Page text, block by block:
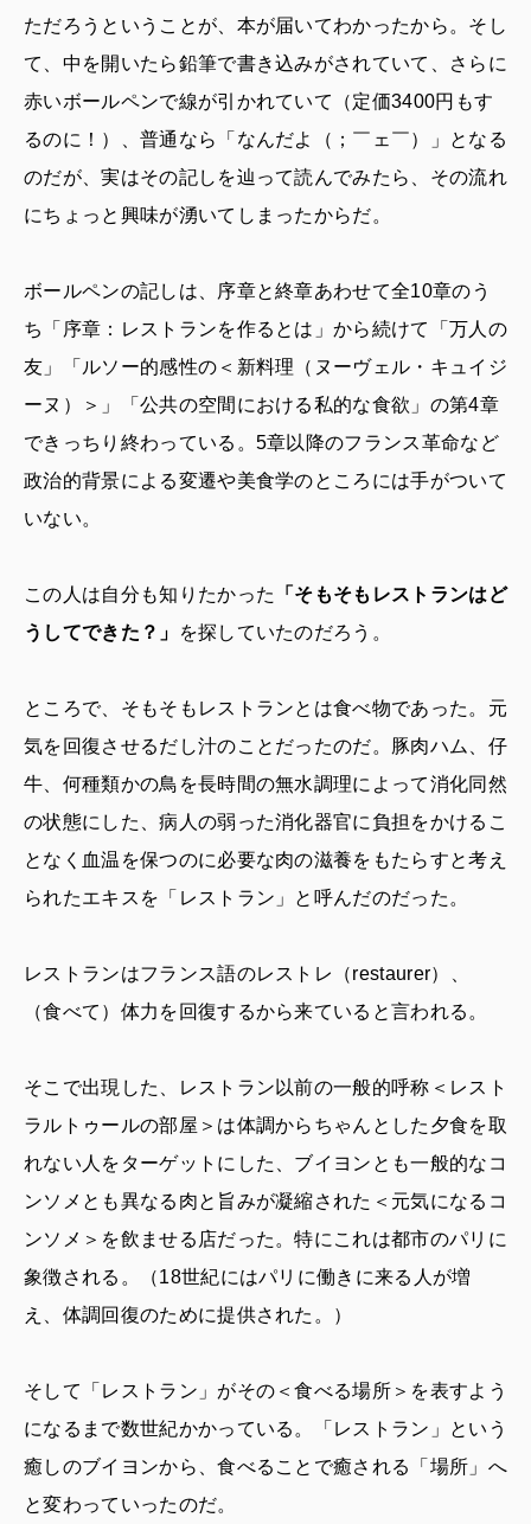
ただろうということが、本が届いてわかったから。そし
て、中を開いたら鉛筆で書き込みがされていて、さらに
赤いボールペンで線が引かれていて（定価3400円もす
るのに！）、普通なら「なんだよ（；￣ェ￣）」となる
のだが、実はその記しを辿って読んでみたら、その流れ
にちょっと興味が湧いてしまったからだ。
ボールペンの記しは、序章と終章あわせて全10章のう
ち「序章：レストランを作るとは」から続けて「万人の
友」「ルソー的感性の＜新料理（ヌーヴェル・キュイジ
ーヌ）＞」「公共の空間における私的な食欲」の第4章
できっちり終わっている。5章以降のフランス革命など
政治的背景による変遷や美食学のところには手がついて
いない。
この人は自分も知りたかった
「そもそもレストランはど
うしてできた？」
を探していたのだろう。
ところで、そもそもレストランとは食べ物であった。元
気を回復させるだし汁のことだったのだ。豚肉ハム、仔
牛、何種類かの鳥を長時間の無水調理によって消化同然
の状態にした、病人の弱った消化器官に負担をかけるこ
となく血温を保つのに必要な肉の滋養をもたらすと考え
られたエキスを「レストラン」と呼んだのだった。
レストランはフランス語のレストレ（restaurer）、
（食べて）体力を回復するから来ていると言われる。
そこで出現した、レストラン以前の一般的呼称＜レスト
ラルトゥールの部屋＞は体調からちゃんとした夕食を取
れない人をターゲットにした、ブイヨンとも一般的なコ
ンソメとも異なる肉と旨みが凝縮された＜元気になるコ
ンソメ＞を飲ませる店だった。特にこれは都市のパリに
象徴される。（18世紀にはパリに働きに来る人が増
え、体調回復のために提供された。）
そして「レストラン」がその＜食べる場所＞を表すよう
になるまで数世紀かかっている。「レストラン」という
癒しのブイヨンから、食べることで癒される「場所」へ
と変わっていったのだ。